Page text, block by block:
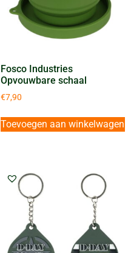
Fosco Industries
Opvouwbare schaal
€7,90
Toevoegen aan winkelwagen